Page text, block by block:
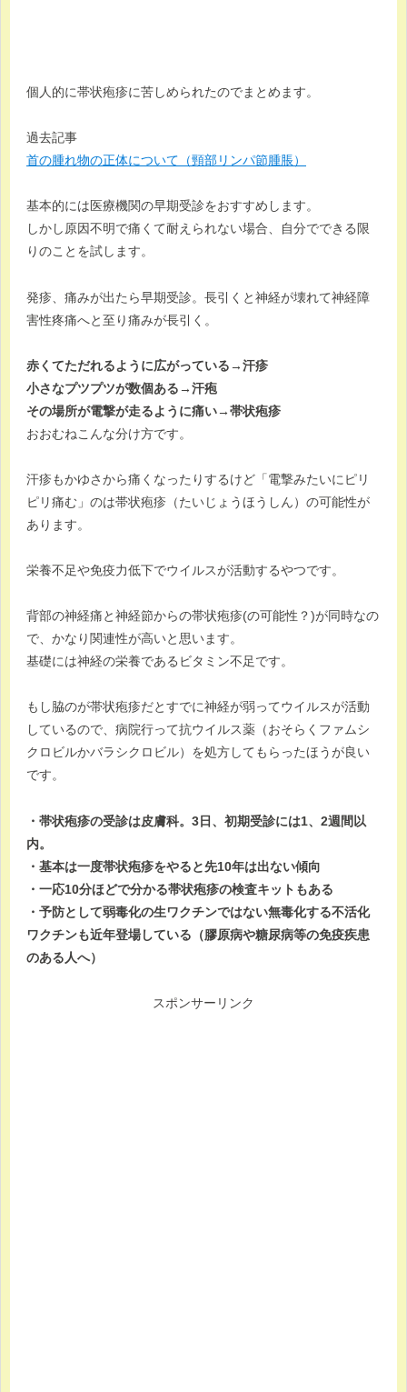
個人的に帯状疱疹に苦しめられたのでまとめます。
過去記事
首の腫れ物の正体について（頸部リンパ節腫脹）
基本的には医療機関の早期受診をおすすめします。
しかし原因不明で痛くて耐えられない場合、自分でできる限
りのことを試します。
発疹、痛みが出たら早期受診。長引くと神経が壊れて神経障
害性疼痛へと至り痛みが長引く。
赤くてただれるように広がっている→汗疹
小さなプツプツが数個ある→汗疱
その場所が電撃が走るように痛い→帯状疱疹
おおむねこんな分け方です。
汗疹もかゆさから痛くなったりするけど「電撃みたいにピリ
ピリ痛む」のは帯状疱疹（たいじょうほうしん）の可能性が
あります。
栄養不足や免疫力低下でウイルスが活動するやつです。
背部の神経痛と神経節からの帯状疱疹(の可能性？)が同時なの
で、かなり関連性が高いと思います。
基礎には神経の栄養であるビタミン不足です。
もし脇のが帯状疱疹だとすでに神経が弱ってウイルスが活動
しているので、病院行って抗ウイルス薬（おそらくファムシ
クロビルかバラシクロビル）を処方してもらったほうが良い
です。
・帯状疱疹の受診は皮膚科。3日、初期受診には1、2週間以
内。
・基本は一度帯状疱疹をやると先10年は出ない傾向
・一応10分ほどで分かる帯状疱疹の検査キットもある
・予防として弱毒化の生ワクチンではない無毒化する不活化
ワクチンも近年登場している（膠原病や糖尿病等の免疫疾患
のある人へ）
スポンサーリンク